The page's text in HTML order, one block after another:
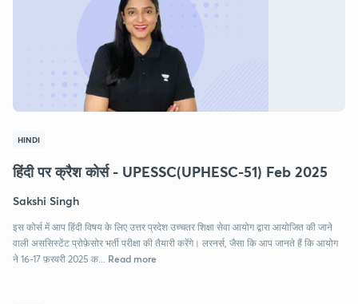
HINDI
हिंदी पर क्रैश कोर्स - UPESSC(UPHESC-51) Feb 2025
Sakshi Singh
इस कोर्स में आप हिंदी विषय के लिए उत्तर प्रदेश उच्चतर शिक्षा सेवा आयोग द्वारा आयोजित की जाने
वाली अससिस्टेंट प्रोफ़ेसोर भर्ती परीक्षा की तैयारी करेंगे। लरनर्स, जैसा कि आप जानते हैं कि आयोग
ने 16-17 फ़रवरी 2025 क...
Read more